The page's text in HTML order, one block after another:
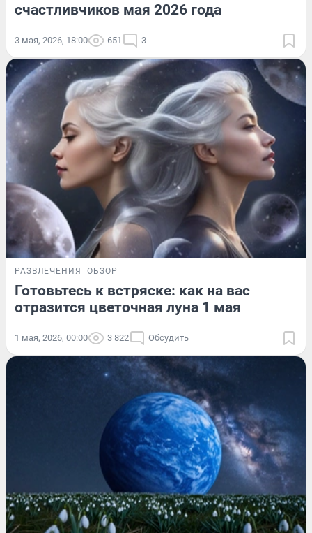
счастливчиков мая 2026 года
3 мая, 2026, 18:00 651 3
РАЗВЛЕЧЕНИЯ ОБЗОР
Готовьтесь к встряске: как на вас
отразится цветочная луна 1 мая
1 мая, 2026, 00:00 3 822 Обсудить